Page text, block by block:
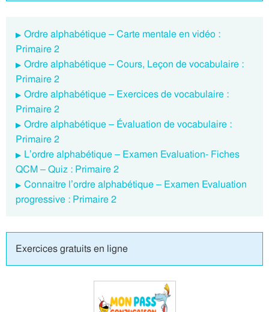
Ordre alphabétique – Carte mentale en vidéo :
Primaire 2
Ordre alphabétique – Cours, Leçon de vocabulaire :
Primaire 2
Ordre alphabétique – Exercices de vocabulaire :
Primaire 2
Ordre alphabétique – Évaluation de vocabulaire :
Primaire 2
L’ordre alphabétique – Examen Evaluation- Fiches
QCM – Quiz : Primaire 2
Connaitre l’ordre alphabétique – Examen Evaluation
progressive : Primaire 2
Exercices gratuits en ligne